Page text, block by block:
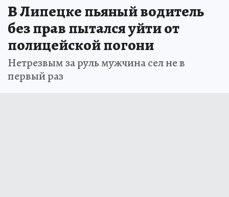
В Липецке пьяный водитель
без прав пытался уйти от
полицейской погони
Нетрезвым за руль мужчина сел не в
первый раз